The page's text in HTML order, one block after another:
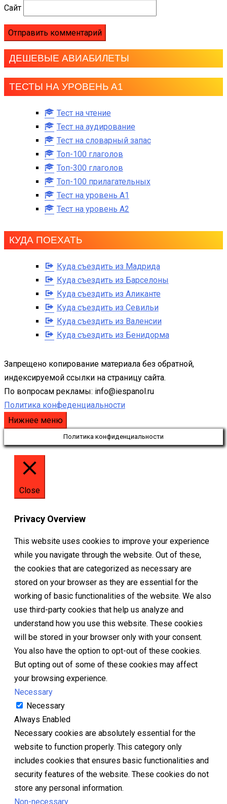
Сайт
ДЕШЕВЫЕ АВИАБИЛЕТЫ
ТЕСТЫ НА УРОВЕНЬ А1
Тест на чтение
Тест на аудирование
Тест на словарный запас
Топ-100 глаголов
Топ-300 глаголов
Топ-100 прилагательных
Тест на уровень A1
Тест на уровень A2
КУДА ПОЕХАТЬ
Куда съездить из Мадрида
Куда съездить из Барселоны
Куда съездить из Аликанте
Куда съездить из Севильи
Куда съездить из Валенсии
Куда съездить из Бенидорма
Запрещено копирование материала без обратной,
индексируемой ссылки на страницу сайта.
По вопросам рекламы: info@iespanol.ru
Политика конфеденциальности
Нижнее меню
Политика конфиденциальности
Close
Privacy Overview
This website uses cookies to improve your experience
while you navigate through the website. Out of these,
the cookies that are categorized as necessary are
stored on your browser as they are essential for the
working of basic functionalities of the website. We also
use third-party cookies that help us analyze and
understand how you use this website. These cookies
will be stored in your browser only with your consent.
You also have the option to opt-out of these cookies.
But opting out of some of these cookies may affect
your browsing experience.
Necessary
Necessary
Always Enabled
Necessary cookies are absolutely essential for the
website to function properly. This category only
includes cookies that ensures basic functionalities and
security features of the website. These cookies do not
store any personal information.
Non-necessary